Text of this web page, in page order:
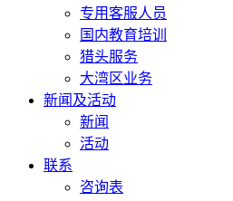
专用客服人员
国内教育培训
猎头服务
大湾区业务
新闻及活动
新闻
活动
联系
咨询表